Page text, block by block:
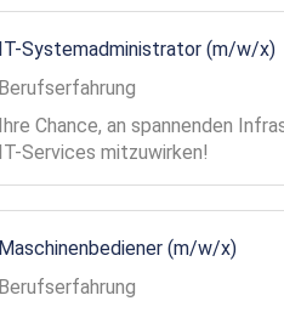
IT-Systemadministrator (m/w/x)
Berufserfahrung
Ihre Chance, an spannenden
IT-Services mitzuwirken!
Maschinenbediener (m/w/x)
Berufserfahrung